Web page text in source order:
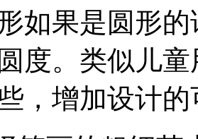
如果是圆形
度。类似儿
，增加设计